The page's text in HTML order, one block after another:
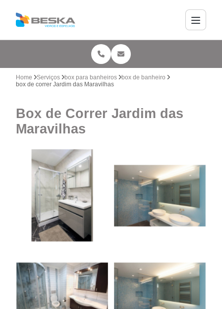
Home Serviços box para banheiros
box de banheiro
box de correr Jardim das Maravilhas
Box de Correr Jardim das
Maravilhas